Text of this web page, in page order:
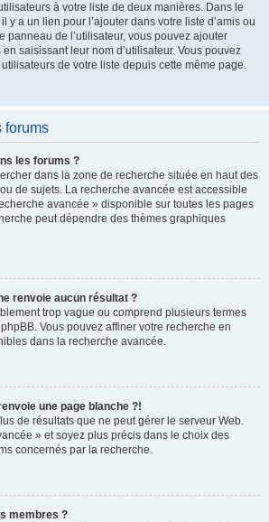
à votre liste de deux manières. Dans le
y a un lien pour l’ajouter dans votre liste d’amis ou
panneau de l’utilisateur, vous pouvez ajouter
saisissant leur nom d’utilisateur. Vous pouvez
de votre liste depuis cette même page.
forums
les forums ?
dans la zone de recherche située en haut des
de sujets. La recherche avancée est accessible
avancée » disponible sur toutes les pages
peut dépendre des thèmes graphiques
renvoie aucun résultat ?
trop vague ou comprend plusieurs termes
Vous pouvez affiner votre recherche en
dans la recherche avancée.
une page blanche ?!
de résultats que ne peut gérer le serveur Web.
» et soyez plus précis dans le choix des
concernés par la recherche.
membres ?